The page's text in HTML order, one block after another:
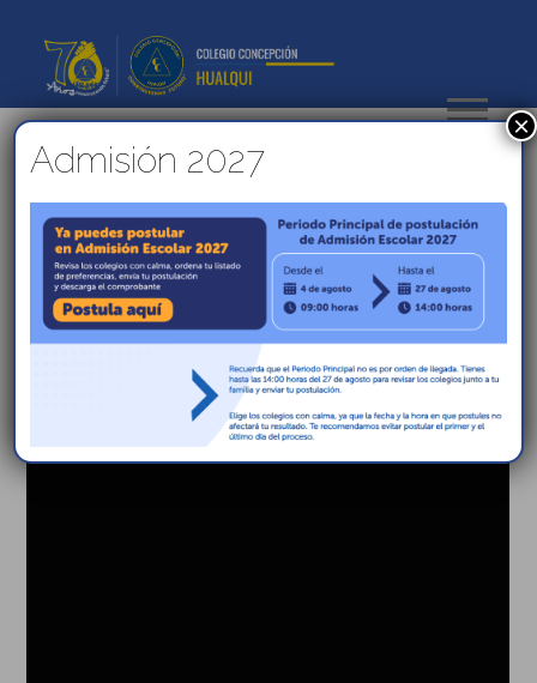
Celebrando el Día de la
Educación Física y el
Deporte Escolar
Admisión 2027
×